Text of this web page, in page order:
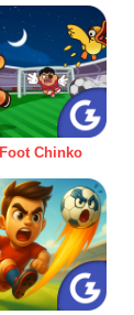
Foot Chinko